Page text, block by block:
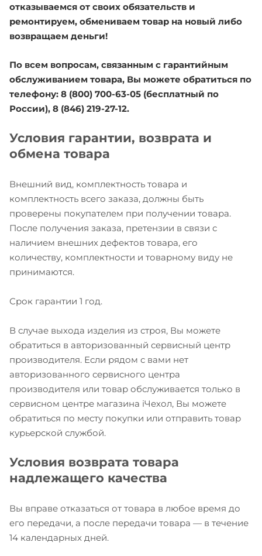
отказываемся от своих обязательств и
ремонтируем, обмениваем товар на новый либо
возвращаем деньги!
По всем вопросам, связанным с гарантийным
обслуживанием товара, Вы можете обратиться по
телефону: 8 (800) 700-63-05 (бесплатный по
России), 8 (846) 219-27-12.
Условия гарантии, возврата и
обмена товара
Внешний вид, комплектность товара и
комплектность всего заказа, должны быть
проверены покупателем при получении товара.
После получения заказа, претензии в связи с
наличием внешних дефектов товара, его
количеству, комплектности и товарному виду не
принимаются.
Срок гарантии 1 год.
В случае выхода изделия из строя, Вы можете
обратиться в авторизованный сервисный центр
производителя. Если рядом с вами нет
авторизованного сервисного центра
производителя или товар обслуживается только в
сервисном центре магазина iЧехол, Вы можете
обратиться по месту покупки или отправить товар
курьерской службой.
Условия возврата товара
надлежащего качества
Вы вправе отказаться от товара в любое время до
его передачи, а после передачи товара — в течение
14 календарных дней.